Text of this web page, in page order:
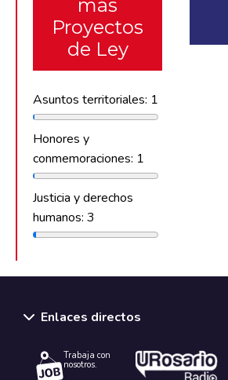
más
Proyectos
de Ley
Asuntos territoriales: 1
Honores y
conmemoraciones: 1
Justicia y derechos
humanos: 3
Enlaces directos
Trabaja con
nosotros.